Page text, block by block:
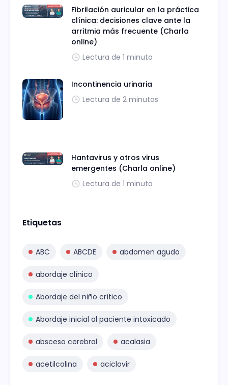
Fibrilación auricular en la práctica
clínica: decisiones clave ante la
arritmia más frecuente (Charla
online)
Lectura de 1 minuto
Incontinencia urinaria
Lectura de 2 minutos
Hantavirus y otros virus
emergentes (Charla online)
Lectura de 1 minuto
Etiquetas
ABC ABCDE abdomen agudo
abordaje clínico
Abordaje del niño crítico
Abordaje inicial al paciente intoxicado
absceso cerebral acalasia
acetilcolina aciclovir